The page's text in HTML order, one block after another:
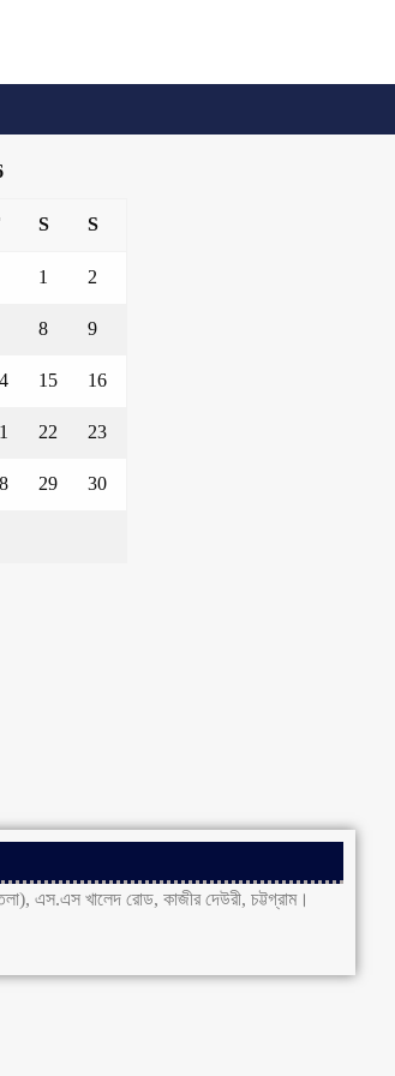
S S
1 2
8 9
15 16
22 23
29 30
এস.এস খালেদ রোড, কাজীর দেউরী, চট্টগ্রাম।